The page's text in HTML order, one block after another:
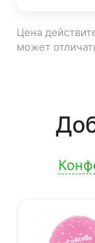
Цена
может